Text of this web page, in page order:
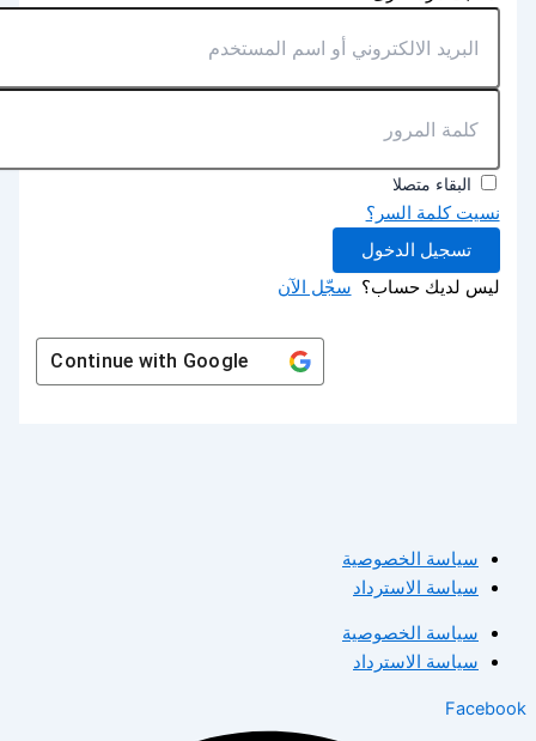
البقاء متصلا
نسيت كلمة السر؟
تسجيل الدخول
ليس لديك حساب؟ سجّل الآن
Continue withGoogle
سياسة الخصوصية
سياسة الاسترداد
سياسة الخصوصية
سياسة الاسترداد
Facebook